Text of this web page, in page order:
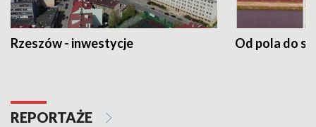
Rzeszów - inwestycje Od pola do
REPORTAŻE